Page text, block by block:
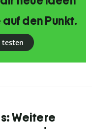
den Punkt.
testen
Weitere